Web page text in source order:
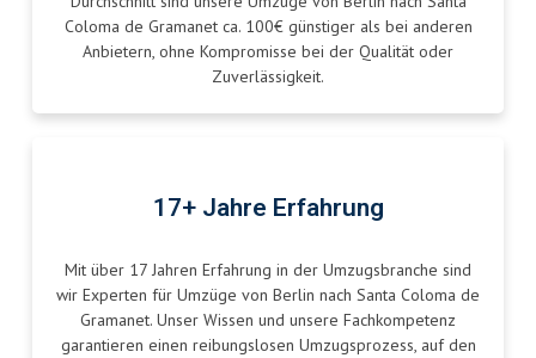
Coloma de Gramanet ca. 100€ günstiger als bei anderen
Anbietern, ohne Kompromisse bei der Qualität oder
Zuverlässigkeit.
17+ Jahre Erfahrung
Mit über 17 Jahren Erfahrung in der Umzugsbranche sind
wir Experten für Umzüge von Berlin nach Santa Coloma de
Gramanet. Unser Wissen und unsere Fachkompetenz
garantieren einen reibungslosen Umzugsprozess, auf den